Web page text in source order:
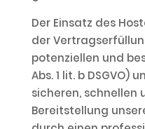
Der Einsatz des
der
potenziellen und
Abs. 1 lit. b DSGVO)
sicheren, schnellen
Bereitstellung